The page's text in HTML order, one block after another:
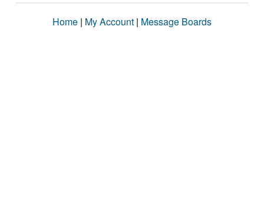
Home | My Account | Message Boards